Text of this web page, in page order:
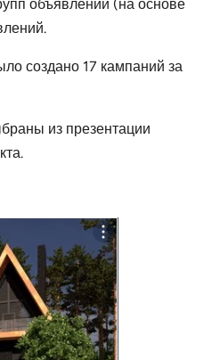
объявлений (на основе
создано 17 кампаний за
из презентации